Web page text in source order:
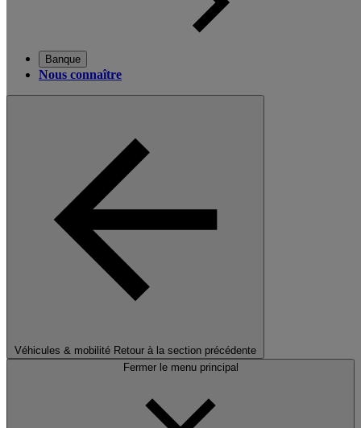
Banque
Nous connaître
Véhicules & mobilité Retour à la section précédente
Fermer le menu principal